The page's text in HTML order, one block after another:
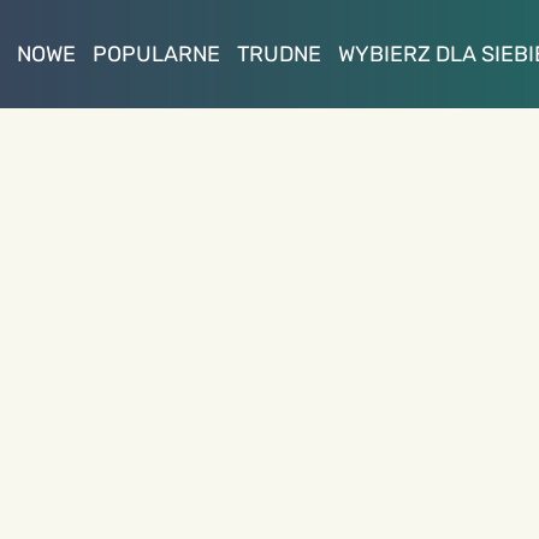
NOWE POPULARNE TRUDNE WYBIERZ DLA